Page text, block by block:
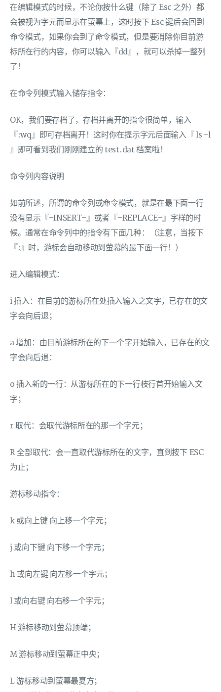
在编辑模式的时候，不论你按什么键（除了 Esc 之外）都
会被视为字元而显示在萤幕上，这时按下 Esc 键后会回到
命令模式，如果你会到了命令模式，但是要消除你目前游
标所在行的内容，你可以输入『dd』，就可以杀掉一整列
了！
在命令列模式输入储存指令：
OK，我们要存档了，存档并离开的指令很简单，输入
『:wq』即可存档离开！这时你在提示字元后面输入『 ls -l
』即可看到我们刚刚建立的 test.dat 档案啦！
命令列内容说明
如前所述，所谓的命令列或命令模式，就是在最下面一行
没有显示『–INSERT–』或者『–REPLACE–』字样的时
候。通常在命令列中的指令有下面几种：（注意，当按下
『:』时，游标会自动移动到萤幕的最下面一行！）
进入编辑模式：
i 插入：在目前的游标所在处插入输入之文字，已存在的文
字会向后退；
a 增加：由目前游标所在的下一个字开始输入，已存在的文
字会向后退：
o 插入新的一行：从游标所在的下一行枝行首开始输入文
字；
r 取代：会取代游标所在的那一个字元；
R 全部取代：会一直取代游标所在的文字，直到按下 ESC
为止；
游标移动指令：
k 或向上键 向上移一个字元；
j 或向下键 向下移一个字元；
h 或向左键 向左移一个字元；
l 或向右键 向右移一个字元；
H 游标移动到萤幕顶端；
M 游标移动到萤幕正中央；
L 游标移动到萤幕最夏方；